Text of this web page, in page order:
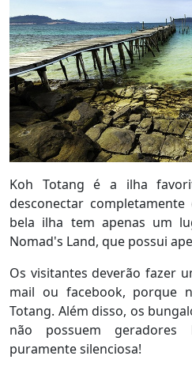
Koh Totang é a ilha
desconectar
bela ilha tem apenas um
Nomad's Land, que possui
Os visitantes deverão fazer
mail ou facebook, porque
Totang. Além disso, os
não possuem
puramente silenciosa!